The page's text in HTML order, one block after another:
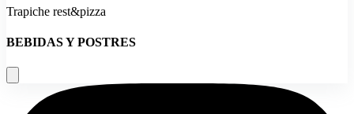
Trapiche rest&pizza
BEBIDAS Y POSTRES